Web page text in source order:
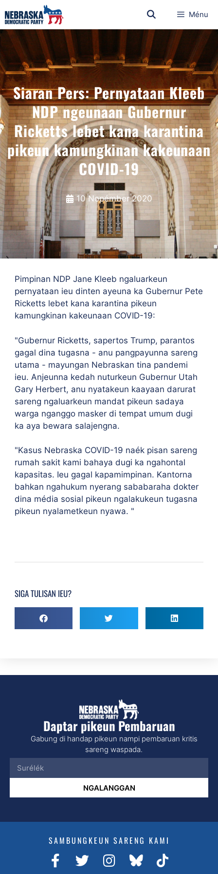
Ménu
Siaran Pers: Pernyataan Kleeb
NDP ngeunaan Gubernur
Ricketts lebet kana karantina
pikeun kamungkinan kakeunaan
COVID-19
10 Nopémber 2020
Pimpinan NDP Jane Kleeb ngaluarkeun
pernyataan ieu dinten ayeuna ka Gubernur Pete
Ricketts lebet kana karantina pikeun
kamungkinan kakeunaan COVID-19:
"Gubernur Ricketts, sapertos Trump, parantos
gagal dina tugasna - anu pangpayunna sareng
utama - mayungan Nebraskan tina pandemi
ieu. Anjeunna kedah nuturkeun Gubernur Utah
Gary Herbert, anu nyatakeun kaayaan darurat
sareng ngaluarkeun mandat pikeun sadaya
warga nganggo masker di tempat umum dugi
ka aya bewara salajengna.
"Kasus Nebraska COVID-19 naék pisan sareng
rumah sakit kami bahaya dugi ka ngahontal
kapasitas. Ieu gagal kapamimpinan. Kantorna
bahkan ngahukum nyerang sababaraha dokter
dina média sosial pikeun ngalakukeun tugasna
pikeun nyalametkeun nyawa. "
SIGA TULISAN IEU?
Daptar pikeun Pembaruan
Gabung di handap pikeun nampi pembaruan kritis
sareng waspada.
NGALANGGAN
SAMBUNGKEUN SARENG KAMI